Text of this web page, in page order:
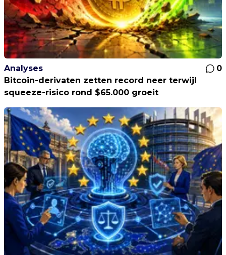
Analyses
0
Bitcoin-derivaten zetten record neer terwijl
squeeze-risico rond $65.000 groeit